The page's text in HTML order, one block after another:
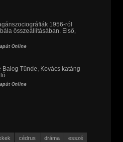
1956-ról
összeállításában. Első,
Online
Balog Tünde, Kovács katáng
Online
cédrus dráma
esszé